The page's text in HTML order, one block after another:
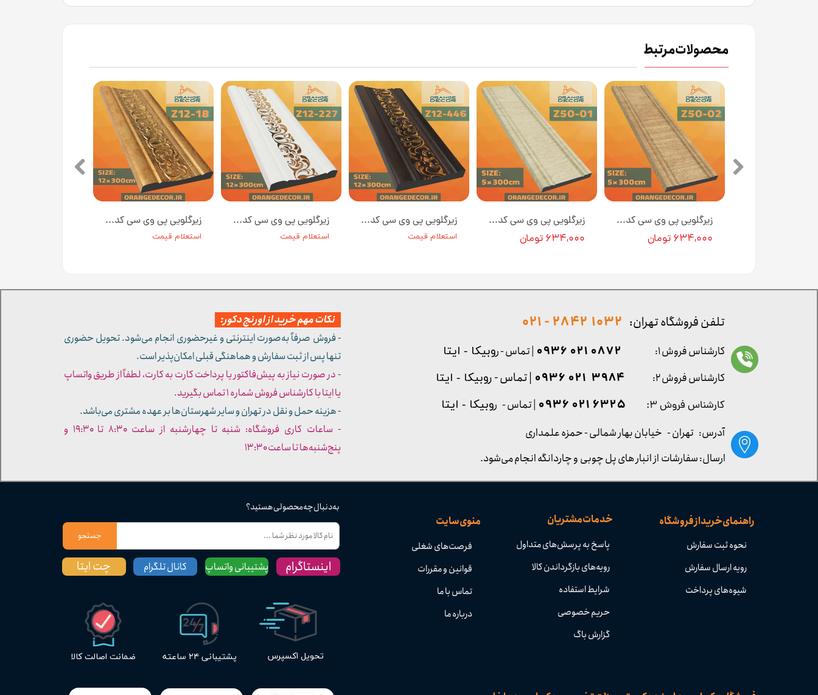
محصولات مرتبط
زیرگلویی پی وی سی کد Z12-18 عرض 12 سانت [انبار تهران]
استعلام قیمت
زیرگلویی پی وی سی کد Z12-۲۲۷ عرض 12 سانت [انبار تهران]
استعلام قیمت
زیرگلویی پی وی سی کد Z12-۴۴۶ عرض 12 سانت [انبار تهران]
استعلام قیمت
زیرگلویی پی وی سی کد Z50-01 عرض 5 سانت [انبار تهران]
۶۳۴,۰۰۰ تومان
زیرگلویی پی وی سی کد Z50-۰۲ عرض 5 سانت [انبار تهران]
۶۳۴,۰۰۰ تومان
تحویل اکسپرس پشتیبانی ۲۴ ساعته ضمانت اصالت کالا
راهنمای خرید از فروشگاه
نحوه ثبت سفارش
رویه ارسال سفارش
شیوه‌های پرداخت
خدمات مشتریان
پاسخ به پرسش‌های متداول
رویه‌های بازگرداندن کالا
شرایط استفاده
حریم خصوصی
گزارش باگ
منوی سایت
فرصت‌های شغلی
قوانین و مقررات
تماس با ما
درباره ما
به دنبال چه محصولی هستید؟
جستجو
پشتیبانی واتساپ چت ایتا کانال تلگرام اینستاگرام
کارشناس فروش ۳: ۶۳۲۵ ۰۲۱ ۰۹۳۶ | تماس - روبیکا - ایتا
آدرس: تهران - خیابان بهار شمالی - حمزه علمداری
تلفن فروشگاه تهران: 1032 2842 - 021
نکات مهم خرید از اورنج دکور:
- فروش صرفاً به‌صورت اینترنتی و غیرحضوری انجام می‌شود. تحویل حضوری
تنها پس از ثبت سفارش و هماهنگی قبلی امکان‌پذیر است.
- در صورت نیاز به پیش‌فاکتور یا پرداخت کارت به کارت، لطفاً از طریق واتساپ
یا ایتا با کارشناس فروش شماره ۱ تماس بگیرید.
- هزینه حمل و نقل در تهران و سایر شهرستان‌ها بر عهده مشتری می‌باشد.
- ساعات کاری فروشگاه: شنبه تا چهارشنبه از ساعت ۸:۳۰ تا ۱۹:۳۰ و
پنج‌شنبه‌ها تا ساعت ۱۳:۳۰​​​​​​​
کارشناس فروش ۱: 0872 021 0936 | تماس - روبیکا - ایتا
کارشناس فروش ۲:
۳۹۸۴ ۰۲۱ ۰۹۳۶ | تماس - روبیکا - ایتا
ارسال: سفارشات از انبار های پل چوبی و چاردانگه انجام می‌شود.